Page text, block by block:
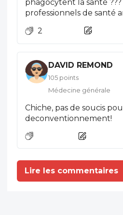
phagocytent la santé ???
professionnels de santé
un arrangement avec la
Euros (8000 !!!) ???
2
DAVID REMOND
105 points
Médecine générale
Chiche, pas de soucis
deconventionnement!
Lire les commentaires